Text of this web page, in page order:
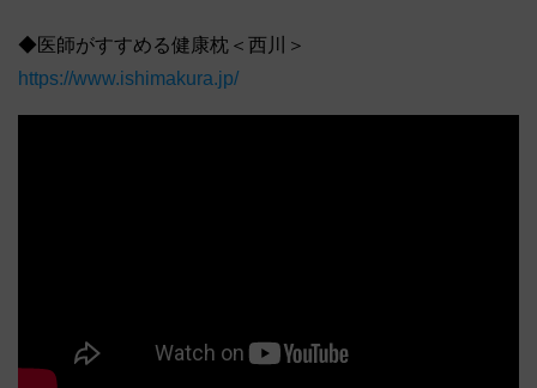
◆医師がすすめる健康枕＜西川＞
https://www.ishimakura.jp/